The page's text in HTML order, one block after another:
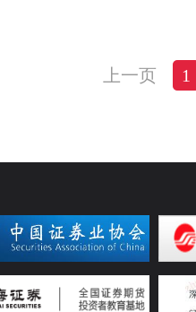
上一页 1